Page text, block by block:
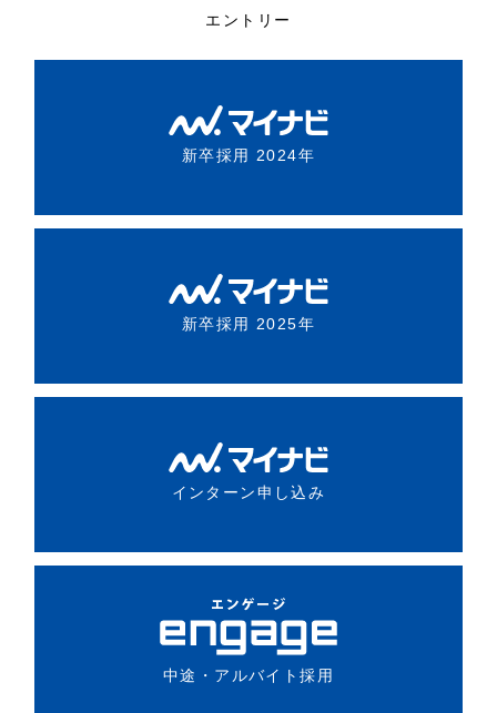
エントリー
新卒採用 2024年
新卒採用 2025年
インターン申し込み
中途・アルバイト採用